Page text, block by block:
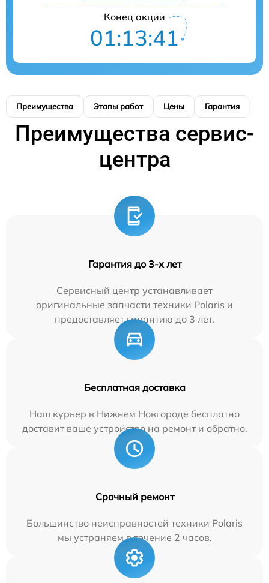
Конец акции
01:13:41
Преимущества Этапы работ Цены Гарантия
Преимущества сервис-
центра
Гарантия до 3-х лет
Сервисный центр устанавливает
оригинальные запчасти техники Polaris и
предоставляет гарантию до 3 лет.
Бесплатная доставка
Наш курьер в Нижнем Новгороде бесплатно
доставит ваше устройство на ремонт и обратно.
Срочный ремонт
Большинство неисправностей техники Polaris
мы устраняем в течение 2 часов.